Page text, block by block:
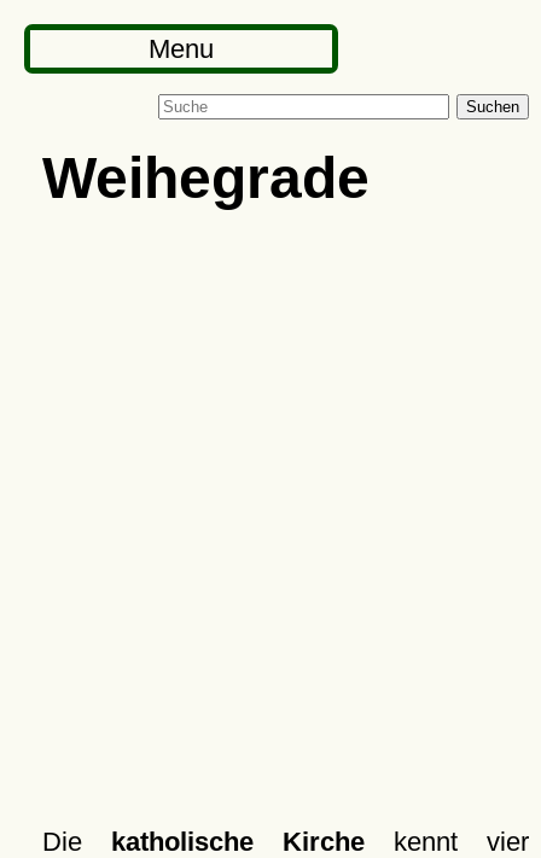
Menu
Suchen
Weihegrade
Die katholische Kirchekennt vier